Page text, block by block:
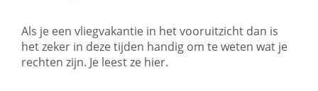
Als je een vliegvakantie in het vooruitzicht dan is
het zeker in deze tijden handig om te weten wat je
rechten zijn. Je leest ze hier.